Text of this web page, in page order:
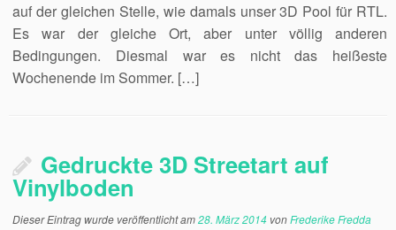
auf der gleichen Stelle, wie damals unser 3D Pool für RTL.
Es war der gleiche Ort, aber unter völlig anderen
Bedingungen. Diesmal war es nicht das heißeste
Wochenende im Sommer. […]
Gedruckte 3D Streetart auf
Vinylboden
Dieser Eintrag wurde veröffentlicht am28. März 2014 vonFrederike Fredda